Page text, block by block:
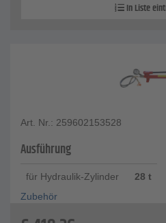
In Liste
Art. Nr.: 259602153528
Ausführung
für Hydraulik-Zylinder
28 t
Zubehör